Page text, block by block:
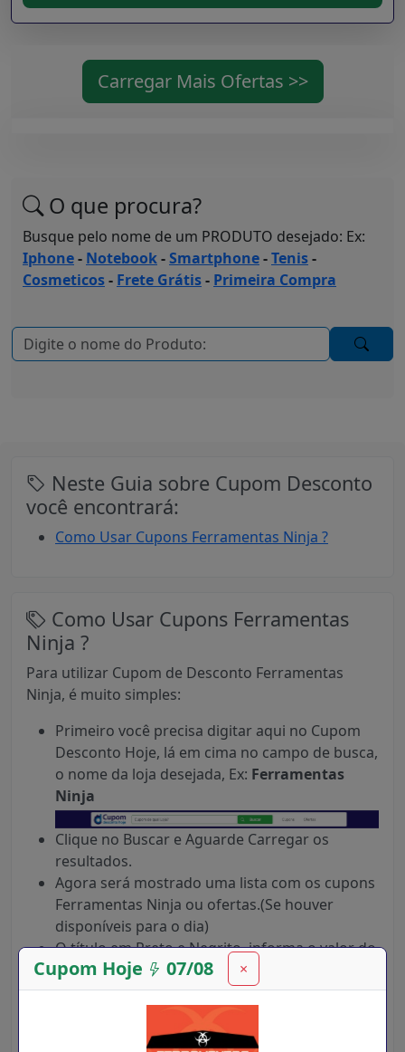
Cupom Hoje 07/08 ×
Carregar Mais Ofertas >>
O que procura?
Busque pelo nome de um PRODUTO desejado: Ex:
Iphone- Notebook-Smartphone-Tenis-
Cosmeticos- Frete Grátis- Primeira Compra
Neste Guia sobre Cupom Desconto
você encontrará:
Como Usar Cupons Ferramentas Ninja ?
Como Usar Cupons Ferramentas
Ninja ?
Para utilizar Cupom de Desconto Ferramentas
Ninja, é muito simples:
Primeiro você precisa digitar aqui no Cupom
Desconto Hoje, lá em cima no campo de busca,
o nome da loja desejada, Ex: Ferramentas
Ninja
Clique no Buscar e Aguarde Carregar os
resultados.
Agora será mostrado uma lista com os cupons
Ferramentas Ninja ou ofertas.(Se houver
disponíveis para o dia)
O título em Preto e Negrito, informa o valor do
do Desconto do Cupom em Real, Dolar, Euro,
Porcentagem etc.
sobre as regras de uso.